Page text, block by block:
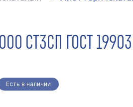
СТ3СП ГОСТ
Есть в наличии